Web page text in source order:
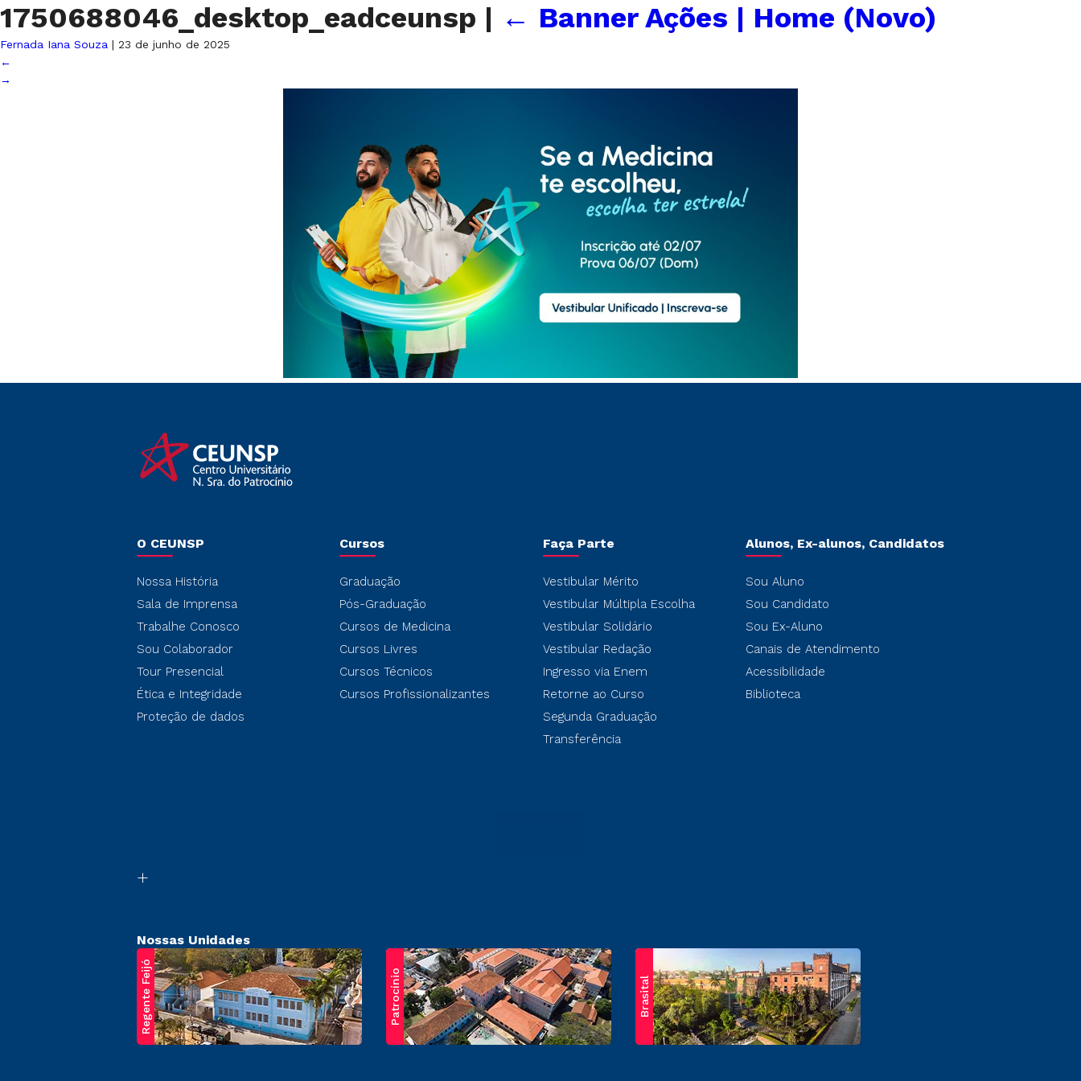
1750688046_desktop_eadceunsp | ← Banner Ações | Home (Novo)
Fernada Iana Souza | 23 de junho de 2025
←
→
O CEUNSP
Nossa História
Sala de Imprensa
Trabalhe Conosco
Sou Colaborador
Tour Presencial
Ética e Integridade
Proteção de dados
Cursos
Graduação
Pós-Graduação
Cursos de Medicina
Cursos Livres
Cursos Técnicos
Cursos Profissionalizantes
Faça Parte
Vestibular Mérito
Vestibular Múltipla Escolha
Vestibular Solidário
Vestibular Redação
Ingresso via Enem
Retorne ao Curso
Segunda Graduação
Transferência
Alunos, Ex-alunos, Candidatos
Sou Aluno
Sou Candidato
Sou Ex-Aluno
Canais de Atendimento
Acessibilidade
Biblioteca
Nossas Unidades
Regente Feijó Patrocínio Brasital